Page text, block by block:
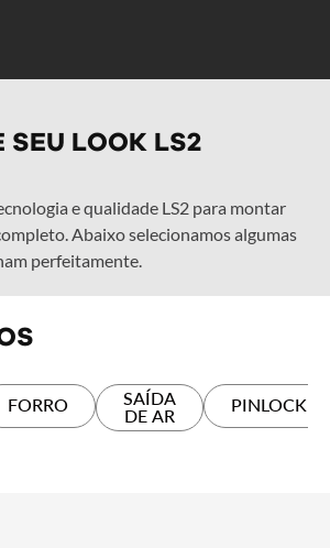
SEU LOOK LS2
e qualidade LS2 para montar
Abaixo selecionamos algumas
perfeitamente.
FORRO
SAÍDA
DE AR
PINLOCK